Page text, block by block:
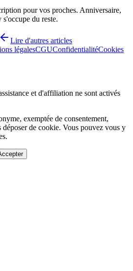
pour vos proches. Anniversaire,
du reste.
Lire d'autres articles
légalesCGUConfidentialitéCookies
et d'affiliation ne sont activés
exemptée de consentement,
de cookie. Vous pouvez vous y